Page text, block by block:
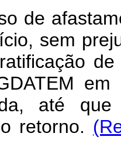
de
sem
até
retorno.